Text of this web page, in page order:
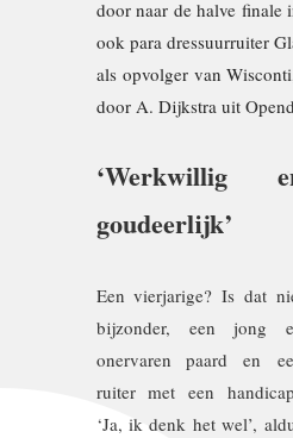
door naar de halve finale
ook para dressuurruiter
als opvolger van
door A. Dijkstra uit
‘Werkwillig
goudeerlijk’
Een vierjarige? Is dat
bijzonder, een jong
onervaren paard en
ruiter met een
‘Ja, ik denk het wel’,